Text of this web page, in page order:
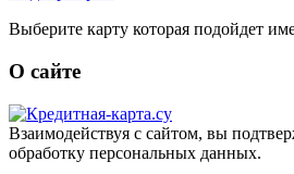
Выберите карту которая подойдет
О сайте
Взаимодействуя с сайтом, вы
обработку персональных данных.